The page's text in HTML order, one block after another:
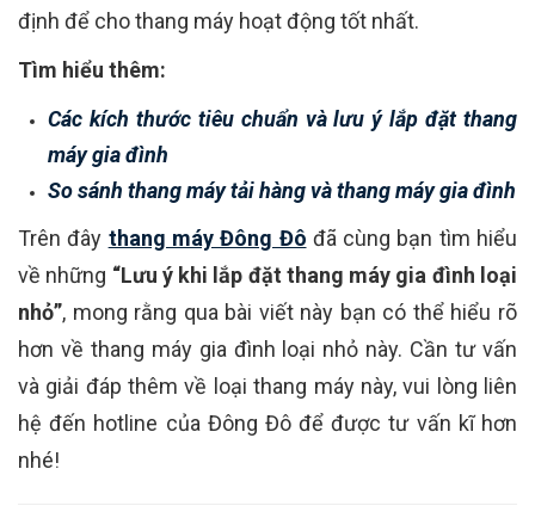
định để cho thang máy hoạt động tốt nhất.
Tìm hiểu thêm:
Các kích thước tiêu chuẩn và lưu ý lắp đặt thang
máy gia đình
So sánh thang máy tải hàng và thang máy gia đình
Trên đây thang máy Đông Đô đã cùng bạn tìm hiểu
về những “Lưu ý khi lắp đặt thang máy gia đình loại
nhỏ”, mong rằng qua bài viết này bạn có thể hiểu rõ
hơn về thang máy gia đình loại nhỏ này. Cần tư vấn
và giải đáp thêm về loại thang máy này, vui lòng liên
hệ đến hotline của Đông Đô để được tư vấn kĩ hơn
nhé!